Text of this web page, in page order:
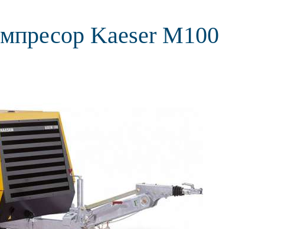
Kaeser M100